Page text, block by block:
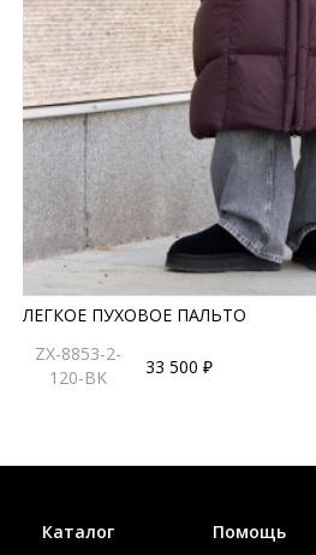
ЛЕГКОЕ ПУХОВОЕ ПАЛЬТО
ZX-8853-2-
120-BK
33 500 ₽
Каталог
Помощь